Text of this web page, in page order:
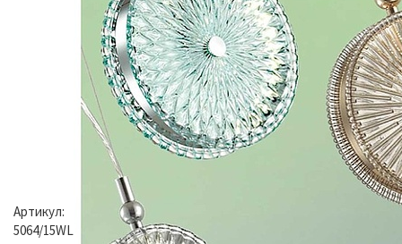
Артикул:
5064/15WL